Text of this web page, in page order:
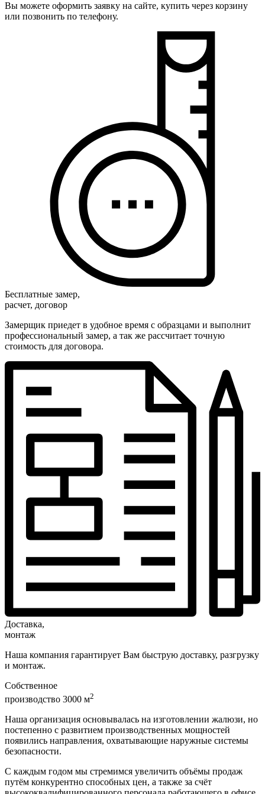
Вы можете оформить заявку на сайте, купить через корзину
или позвонить по телефону.
Бесплатные замер,
расчет, договор
Замерщик приедет в удобное время с образцами и выполнит
профессиональный замер, а так же рассчитает точную
стоимость для договора.
Доставка,
монтаж
Наша компания гарантирует Вам быструю доставку, разгрузку
и монтаж.
Собственное
производство 3000 м2
Наша организация основывалась на изготовлении жалюзи, но
постепенно с развитием производственных мощностей
появились направления, охватывающие наружные системы
безопасности.
С каждым годом мы стремимся увеличить объёмы продаж
путём конкурентно способных цен, а также за счёт